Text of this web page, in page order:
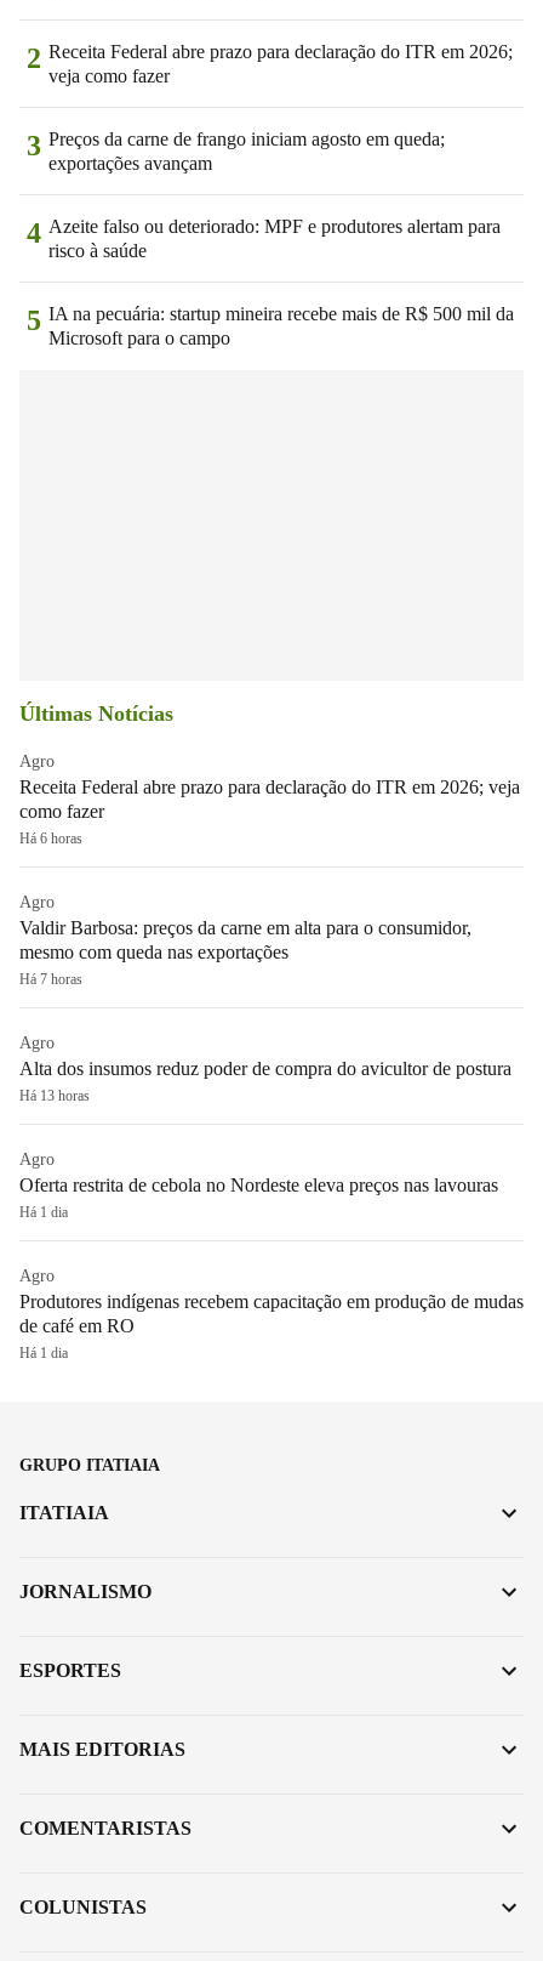
2 Receita Federal abre prazo para declaração do ITR em 2026;
veja como fazer
3 Preços da carne de frango iniciam agosto em queda;
exportações avançam
4 Azeite falso ou deteriorado: MPF e produtores alertam para
risco à saúde
5 IA na pecuária: startup mineira recebe mais de R$ 500 mil da
Microsoft para o campo
Últimas Notícias
Agro
Receita Federal abre prazo para declaração do ITR em 2026; veja
como fazer
Há 6 horas
Agro
Valdir Barbosa: preços da carne em alta para o consumidor,
mesmo com queda nas exportações
Há 7 horas
Agro
Alta dos insumos reduz poder de compra do avicultor de postura
Há 13 horas
Agro
Oferta restrita de cebola no Nordeste eleva preços nas lavouras
Há 1 dia
Agro
Produtores indígenas recebem capacitação em produção de mudas
de café em RO
Há 1 dia
GRUPO ITATIAIA
ITATIAIA
JORNALISMO
ESPORTES
MAIS EDITORIAS
COMENTARISTAS
COLUNISTAS